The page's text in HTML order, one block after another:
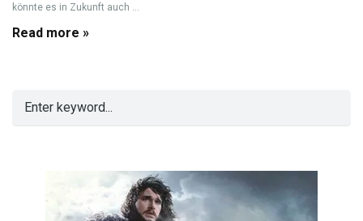
könnte es in Zukunft auch ...
Read more »